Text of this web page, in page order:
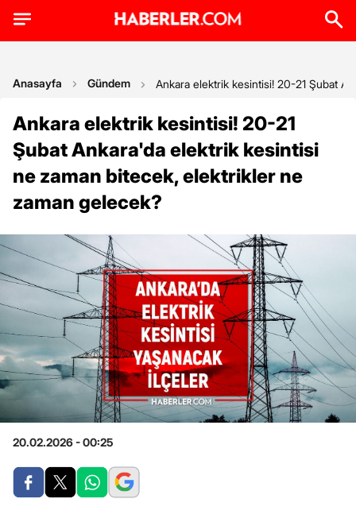
Anasayfa Gündem Ankara elektrik kesintisi! 20-21 Şubat
Ankara elektrik kesintisi! 20-21
Şubat Ankara'da elektrik kesintisi
ne zaman bitecek, elektrikler ne
zaman gelecek?
20.02.2026 - 00:25